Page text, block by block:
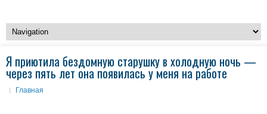
Я приютила бездомную старушку в холодную ночь —
через пять лет она появилась у меня на работе
Главная